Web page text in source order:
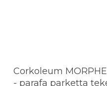
Corkoleum
- parafa parketta